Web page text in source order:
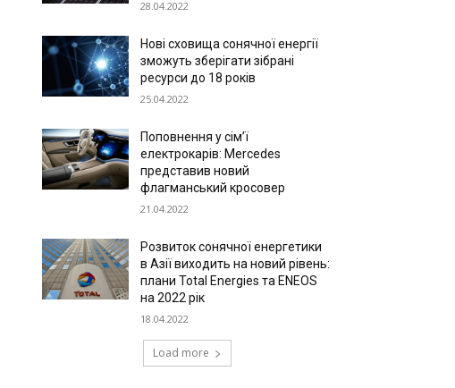
28.04.2022
Нові сховища сонячної енергії
зможуть зберігати зібрані
ресурси до 18 років
25.04.2022
Поповнення у сім’ї
електрокарів: Mercedes
представив новий
флагманський кросовер
21.04.2022
Розвиток сонячної енергетики
в Азії виходить на новий рівень:
плани Total Energies та ENEOS
на 2022 рік
18.04.2022
Load more